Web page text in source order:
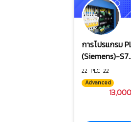
การโปรแกรม
(Siemens)-S7
ระดับสูง
(Closeloop
22-PLC-22
Advanced